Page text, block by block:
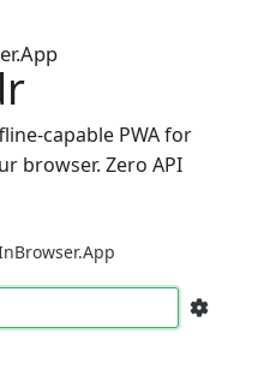
capable PWA for
browser. Zero API